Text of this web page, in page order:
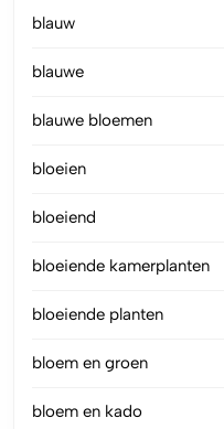
blauw
blauwe
blauwe bloemen
bloeien
bloeiend
bloeiende kamerplanten
bloeiende planten
bloem en groen
bloem en kado